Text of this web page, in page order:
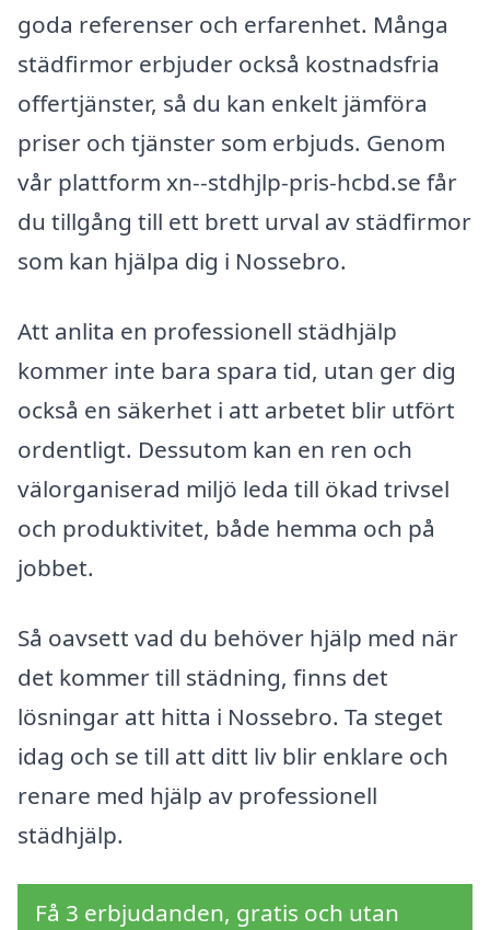
goda referenser och erfarenhet. Många
städfirmor erbjuder också kostnadsfria
offertjänster, så du kan enkelt jämföra
priser och tjänster som erbjuds. Genom
vår plattform xn--stdhjlp-pris-hcbd.se får
du tillgång till ett brett urval av städfirmor
som kan hjälpa dig i Nossebro.
Att anlita en professionell städhjälp
kommer inte bara spara tid, utan ger dig
också en säkerhet i att arbetet blir utfört
ordentligt. Dessutom kan en ren och
välorganiserad miljö leda till ökad trivsel
och produktivitet, både hemma och på
jobbet.
Så oavsett vad du behöver hjälp med när
det kommer till städning, finns det
lösningar att hitta i Nossebro. Ta steget
idag och se till att ditt liv blir enklare och
renare med hjälp av professionell
städhjälp.
Få 3 erbjudanden, gratis och utan